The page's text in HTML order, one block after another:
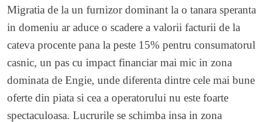
Migratia de la un furnizor dominant la o tanara speranta
in domeniu ar aduce o scadere a valorii facturii de la
cateva procente pana la peste 15% pentru consumatorul
casnic, un pas cu impact financiar mai mic in zona
dominata de Engie, unde diferenta dintre cele mai bune
oferte din piata si cea a operatorului nu este foarte
spectaculoasa. Lucrurile se schimba insa in zona